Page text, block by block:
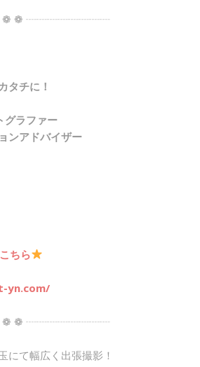
❁ ┈┈┈┈┈┈┈┈
タチに！
ラファー
ンアドバイザー
ちら
yn.com/
❁ ┈┈┈┈┈┈┈┈
にて幅広く出張撮影！